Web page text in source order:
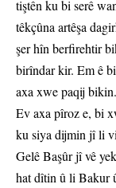
tiştên ku bi serê
têkçûna artêşa
şer hîn berfirehtir
birîndar kir. Em ê
axa xwe paqij
Ev axa pîroz e, bi
ku siya dijmin jî li
Gelê Başûr jî vê
hat dîtin û li Bakur